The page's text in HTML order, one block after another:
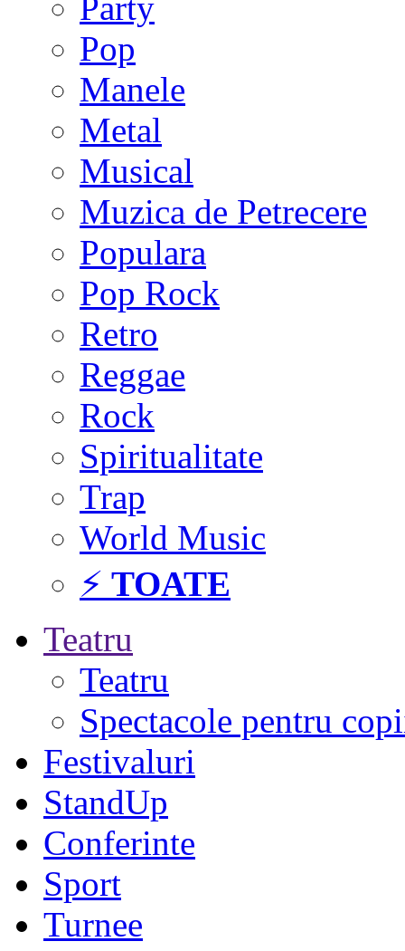
Pop
Manele
Metal
Musical
Muzica de Petrecere
Populara
Pop Rock
Retro
Reggae
Rock
Spiritualitate
Trap
World Music
⚡ TOATE
Teatru
Teatru
Spectacole pentru
Festivaluri
StandUp
Conferinte
Sport
Turnee